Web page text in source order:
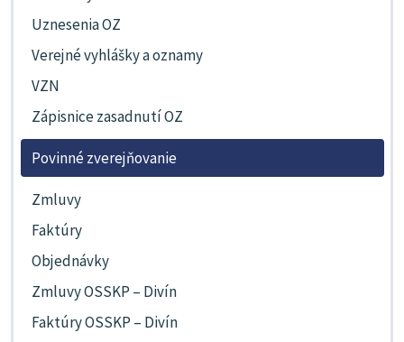
Uznesenia OZ
Verejné vyhlášky a oznamy
VZN
Zápisnice zasadnutí OZ
Povinné zverejňovanie
Zmluvy
Faktúry
Objednávky
Zmluvy OSSKP – Divín
Faktúry OSSKP – Divín